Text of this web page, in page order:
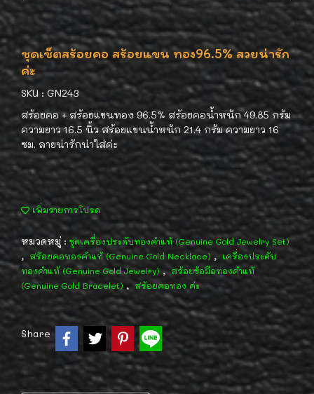
ชุดเช็ตสร้อยคอ สร้อยแขน ทอง96.5% สวยน่ารัก
ค่ะ
SKU : GN243
สร้อยคอ + สร้อยแขนทอง 96.5% สร้อยคอน้ำหนัก 49.85 กรัม
ความยาว 16.5 นิ้ว สร้อยแขนน้ำหนัก 21.4 กรัม ความยาว 16
ซม. ลายน่ารักน่าใส่ค่ะ
เพิ่มรายการโปรด
หมวดหมู่ : ชุดเครื่องประดับทองคำแท้ (Genuine Gold Jewelry Set)
, สร้อยคอทองคำแท้ (Genuine Gold Necklace) , เครื่องประดับ
ทองคำแท้ (Genuine Gold Jewelry) , สร้อยข้อมือทองคำแท้
(Genuine Gold Bracelet) , สร้อยคอทอง ค่ะ
Share